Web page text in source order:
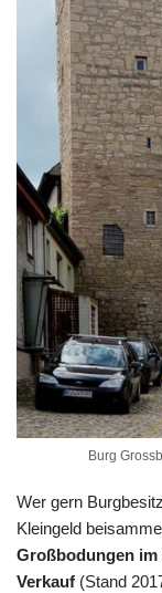
Burg
Wer gern
Kleingeld
Großbodungen im
Verkauf (Stand